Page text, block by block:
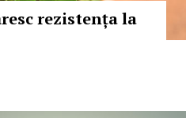
rezistența la